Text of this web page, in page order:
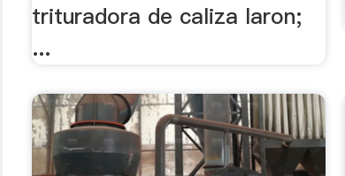
trituradora de caliza laron;
...